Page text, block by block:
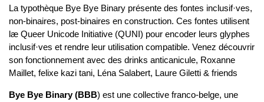
La typothèque Bye Bye Binary présente des fontes inclusif·ves,
non-binaires, post-binaires en construction. Ces fontes utilisent
læ Queer Unicode Initiative (QUNI) pour encoder leurs glyphes
inclusif·ves et rendre leur utilisation compatible. Venez découvrir
son fonctionnement avec des drinks anticanicule, Roxanne
Maillet, felixe kazi tani, Léna Salabert, Laure Giletti & friends
Bye Bye Binary (BBB) est une collective franco-belge, une